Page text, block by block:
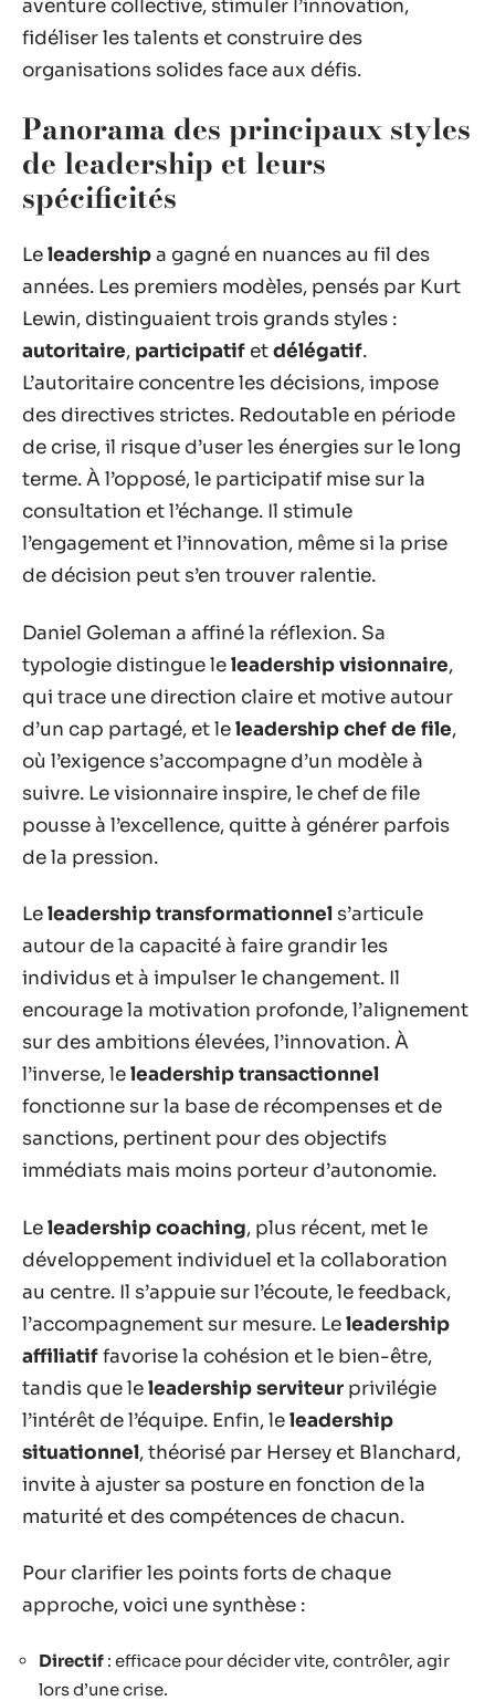
aventure collective, stimuler l’innovation,
fidéliser les talents et construire des
organisations solides face aux défis.
Panorama des principaux styles
de leadership et leurs
spécificités
Leleadershipa gagné en nuances au fil des
années. Les premiers modèles, pensés par Kurt
Lewin, distinguaient trois grands styles :
autoritaire, participatif etdélégatif.
L’autoritaire concentre les décisions, impose
des directives strictes. Redoutable en période
de crise, il risque d’user les énergies sur le long
terme. À l’opposé, le participatif mise sur la
consultation et l’échange. Il stimule
l’engagement et l’innovation, même si la prise
de décision peut s’en trouver ralentie.
Daniel Goleman a affiné la réflexion. Sa
typologie distingue leleadership visionnaire,
qui trace une direction claire et motive autour
d’un cap partagé, et leleadership chef de file,
où l’exigence s’accompagne d’un modèle à
suivre. Le visionnaire inspire, le chef de file
pousse à l’excellence, quitte à générer parfois
de la pression.
Leleadership transformationnel s’articule
autour de la capacité à faire grandir les
individus et à impulser le changement. Il
encourage la motivation profonde, l’alignement
sur des ambitions élevées, l’innovation. À
l’inverse, leleadership transactionnel
fonctionne sur la base de récompenses et de
sanctions, pertinent pour des objectifs
immédiats mais moins porteur d’autonomie.
Leleadership coaching, plus récent, met le
développement individuel et la collaboration
au centre. Il s’appuie sur l’écoute, le feedback,
l’accompagnement sur mesure. Leleadership
affiliatiffavorise la cohésion et le bien-être,
tandis que leleadership serviteur privilégie
l’intérêt de l’équipe. Enfin, leleadership
situationnel, théorisé par Hersey et Blanchard,
invite à ajuster sa posture en fonction de la
maturité et des compétences de chacun.
Pour clarifier les points forts de chaque
approche, voici une synthèse :
Directif : efficace pour décider vite, contrôler, agir
lors d’une crise.